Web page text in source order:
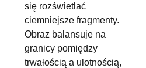
się rozświetlać
ciemniejsze fragmenty.
Obraz balansuje na
granicy pomiędzy
trwałością a ulotnością,